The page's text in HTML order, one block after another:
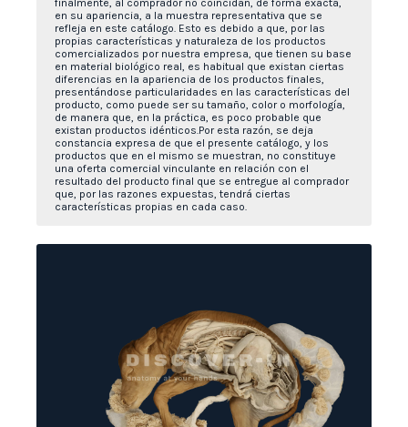
finalmente, al comprador no coincidan, de forma exacta,
en su apariencia, a la muestra representativa que se
refleja en este catálogo. Esto es debido a que, por las
propias características y naturaleza de los productos
comercializados por nuestra empresa, que tienen su base
en material biológico real, es habitual que existan ciertas
diferencias en la apariencia de los productos finales,
presentándose particularidades en las características del
producto, como puede ser su tamaño, color o morfología,
de manera que, en la práctica, es poco probable que
existan productos idénticos.Por esta razón, se deja
constancia expresa de que el presente catálogo, y los
productos que en el mismo se muestran, no constituye
una oferta comercial vinculante en relación con el
resultado del producto final que se entregue al comprador
que, por las razones expuestas, tendrá ciertas
características propias en cada caso.